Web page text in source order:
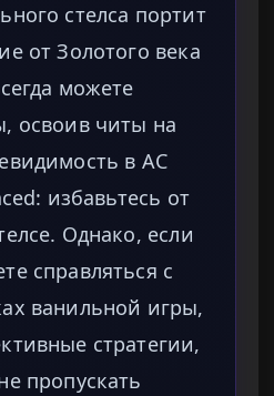
стелса портит
от Золотого века
можете
освоив читы на
в AC
избавьтесь от
Однако, если
справляться с
ванильной игры,
стратегии,
пропускать